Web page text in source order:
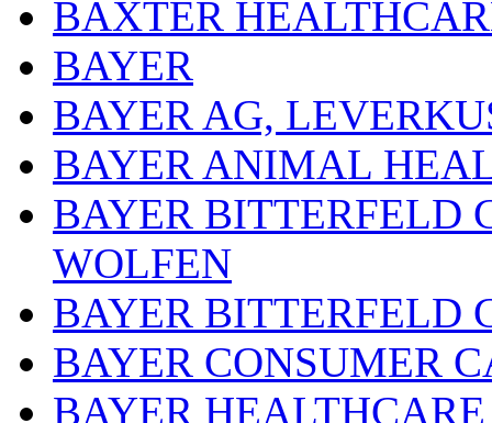
BAXTER
BAYER
BAYER AG,
BAYER ANIMAL
BAYER BITTERFELD
WOLFEN
BAYER BITTERFELD
BAYER CONSUMER
BAYER